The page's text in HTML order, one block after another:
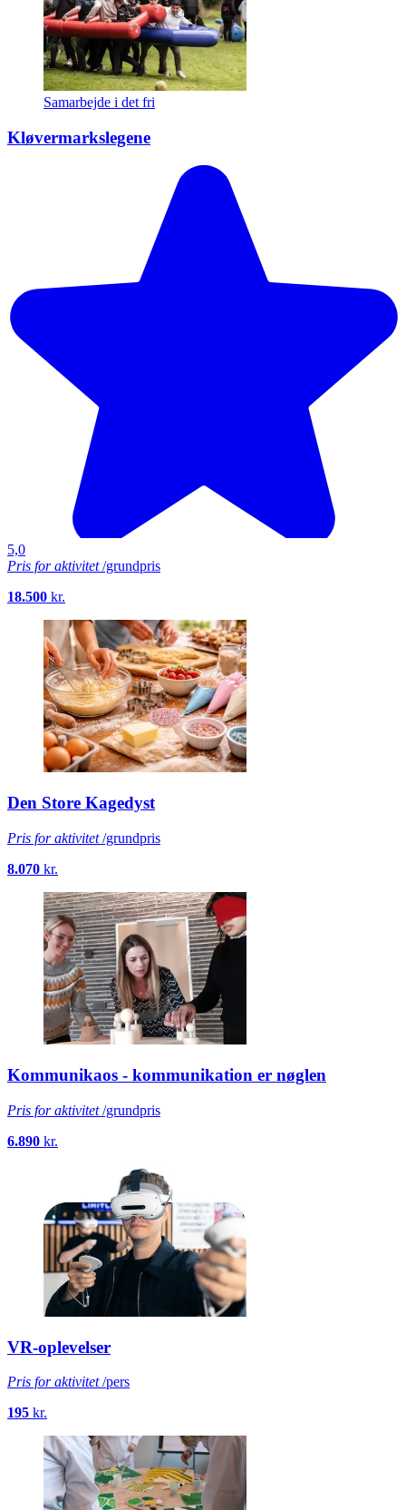
Samarbejde i det fri
Kløvermarkslegene
5,0
Pris for aktivitet/grundpris
18.500 kr.
Den Store Kagedyst
Pris for aktivitet/grundpris
8.070 kr.
Kommunikaos - kommunikation er nøglen
Pris for aktivitet/grundpris
6.890 kr.
VR-oplevelser
Pris for aktivitet/pers
195 kr.